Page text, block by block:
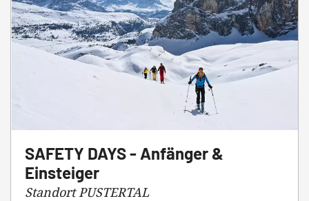
SAFETY DAYS - Anfänger &
Einsteiger
Standort PUSTERTAL